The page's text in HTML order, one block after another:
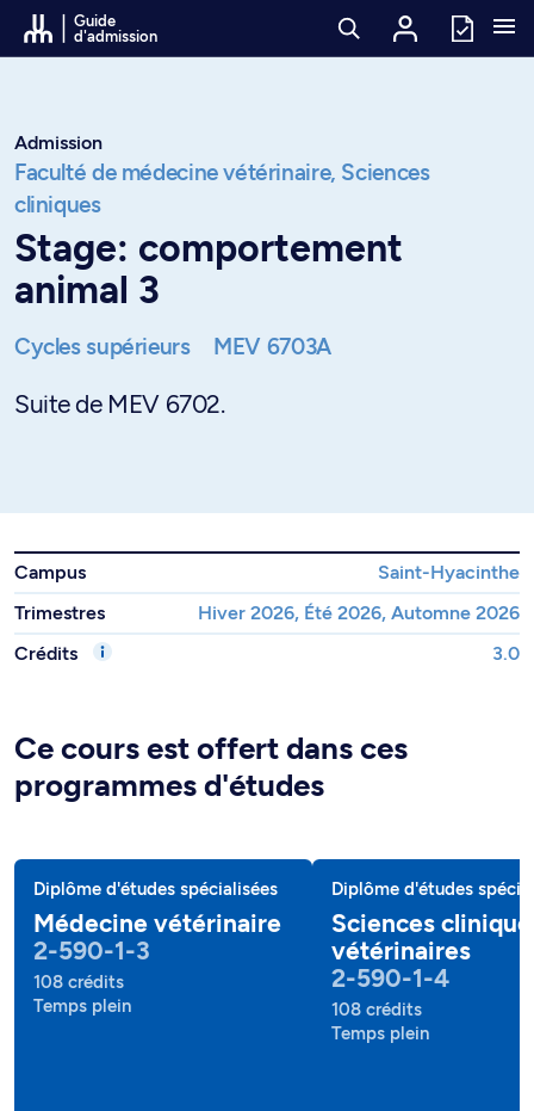
Passer au contenu
Guide
d'admission
Admission
Faculté de médecine vétérinaire, Sciences
cliniques
Stage: comportement
animal 3
Cycles supérieurs MEV 6703A
Suite de MEV 6702.
Campus
Saint-Hyacinthe
Trimestres
Hiver 2026, Été 2026, Automne 2026
Crédits
3.0
Ce cours est offert dans ces
programmes d'études
Diplôme d'études spécialisées
Médecine vétérinaire
2-590-1-3
108 crédits
Temps plein
Diplôme d'études
Sciences
vétérinaires
2-590-1-4
108 crédits
Temps plein